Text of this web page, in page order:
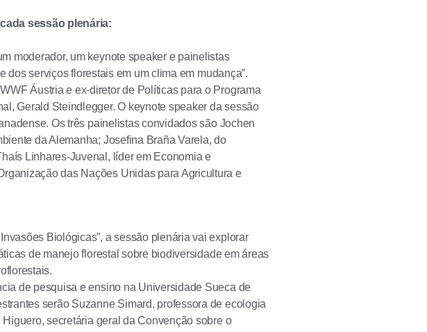
sessão plenária:
moderador, um keynote speaker e painelistas
dos serviços florestais em um clima em mudança”.
Áustria e ex-diretor de Políticas para o Programa
Gerald Steindlegger. O keynote speaker da sessão
Os três painelistas convidados são Jochen
da Alemanha; Josefina Braña Varela, do
Linhares-Juvenal, líder em Economia e
das Nações Unidas para Agricultura e
Biológicas”, a sessão plenária vai explorar
de manejo florestal sobre biodiversidade em áreas
de pesquisa e ensino na Universidade Sueca de
serão Suzanne Simard, professora de ecologia
secretária geral da Convenção sobre o